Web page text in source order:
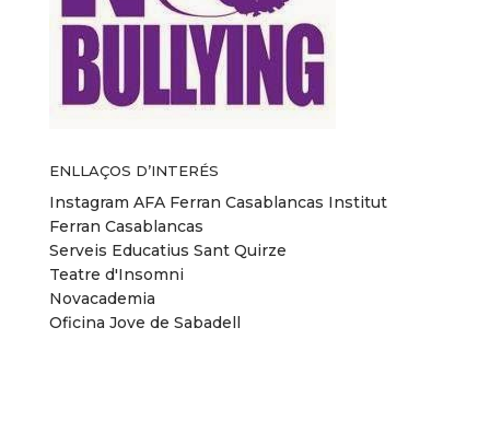
ENLLAÇOS D’INTERÉS
Instagram AFA Ferran Casablancas Institut
Ferran Casablancas
Serveis Educatius Sant Quirze
Teatre d'Insomni
Novacademia
Oficina Jove de Sabadell